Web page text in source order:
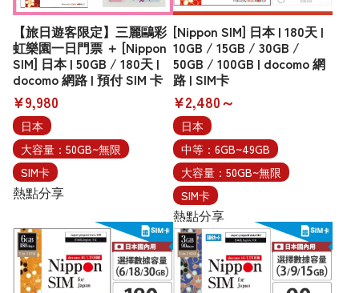
【旅日遊客限定】三麗鷗彩
虹樂園一日門票 ＋ [Nippon
SIM] 日本 | 50GB / 180天 |
docomo 網路 | 預付 SIM 卡
¥9,980
日本
大容量：50GB~無限
SIM卡
熱點分享
[Nippon SIM] 日本 | 180天 |
10GB / 15GB / 30GB /
50GB / 100GB | docomo 網
路 | SIM卡
¥2,480～
日本
中等：6GB~49GB
大容量：50GB~無限
SIM卡
熱點分享